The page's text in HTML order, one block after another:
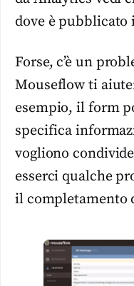
dove è
Forse, c’è un
Mouseflow ti
esempio, il form
specifica
vogliono
esserci qualche
il completamento